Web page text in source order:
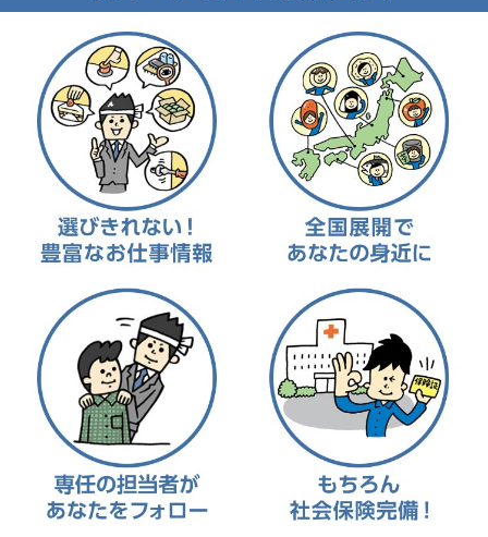
お仕事の種類
登録会場への行き方
サイトマップ
仕事情報配信メール登録
よくあるご質問
お問い合わせ
閉じる